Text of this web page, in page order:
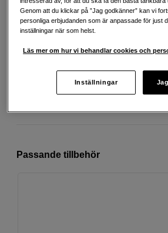
Fri frakt vid köp över 1 500
Passande tillbehör
Genom att du klickar på ”Jag godkänner” kan vi
personliga erbjudanden som är anpassade för just
inställningar när som helst.
Läs mer om hur vi behandlar cookies och
Inställningar